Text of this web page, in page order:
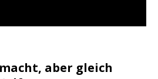
aber gleich